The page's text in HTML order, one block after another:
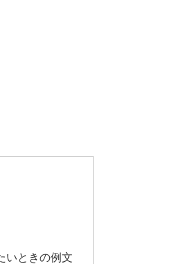
いときの例文